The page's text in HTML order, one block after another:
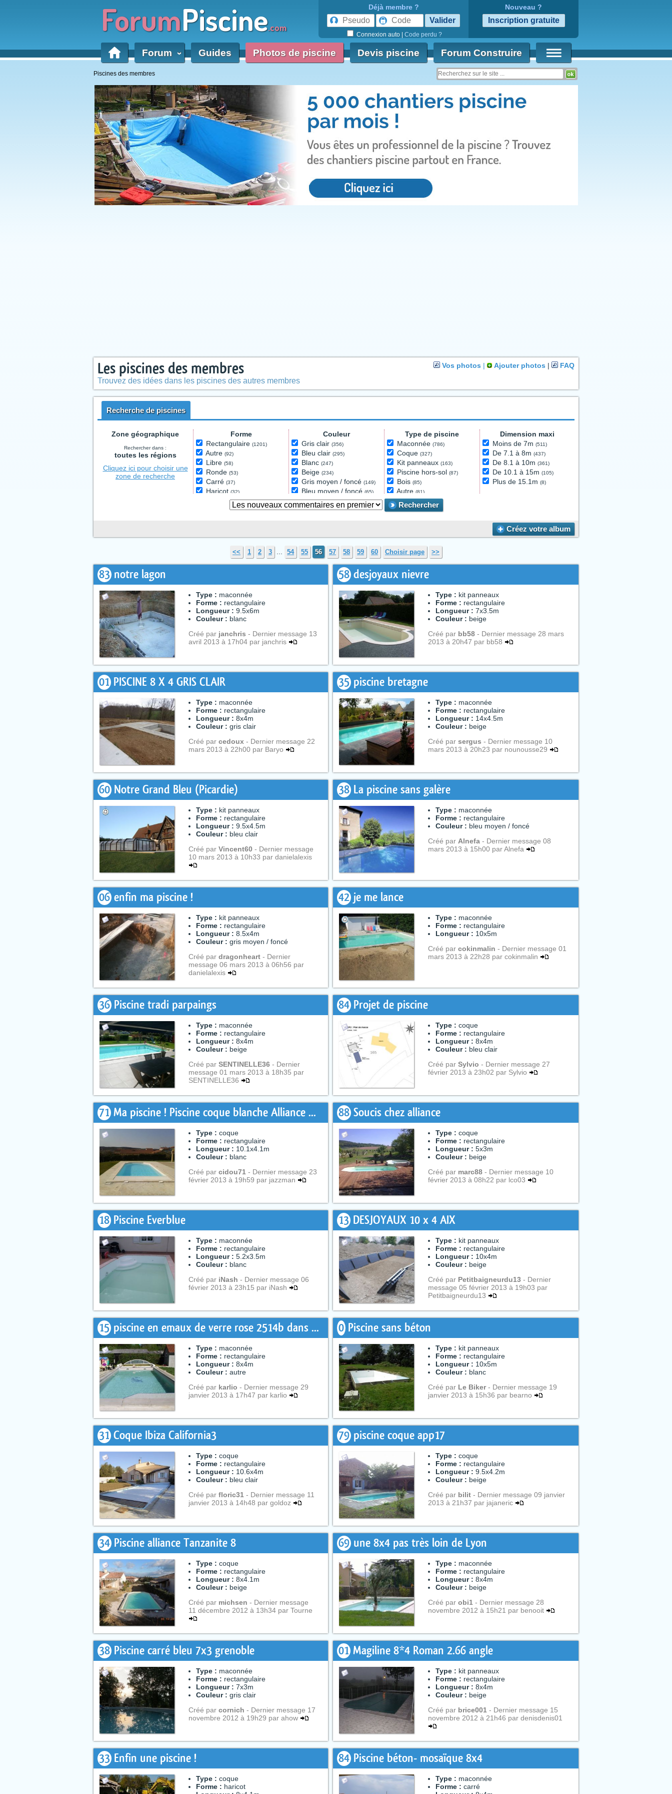
ForumPiscine.com
Déjà membre ?
Connexion auto Code perdu ?
Nouveau ?
Forum ‹ Guides Photos de piscine Devis piscine Forum Construire
Piscines des membres
Vos photos | Ajouter photos | FAQ
Les piscines des membres
Trouvez des idées dans les piscines des autres membres
Recherche de piscines
Zone géographique
Rechercher dans :
toutes les régions
Cliquez ici pour choisir une
zone de recherche
Forme
Rectangulaire (1201)
Autre (92)
Libre (58)
Ronde (53)
Carré (37)
Haricot (32)
Couloir de nage(20)
Couleur
Gris clair (356)
Bleu clair (295)
Blanc (247)
Beige (234)
Gris moyen / foncé (149)
Bleu moyen / foncé (65)
Autre(58)
Vert(18)
Type de piscine
Maconnée (786)
Coque (327)
Kit panneaux (163)
Piscine hors-sol (87)
Bois (85)
Autre (81)
Béton projeté(59)
Dimension maxi
Moins de 7m (511)
De 7.1 à 8m (437)
De 8.1 à 10m (361)
De 10.1 à 15m (105)
Plus de 15.1m (8)
Rechercher
Créez votre album
<< 1 2 3 54 55 56 57 58 59 60 Choisir page >>
83 notre lagon
Type : maconnée
Forme : rectangulaire
Longueur : 9.5x6m
Couleur : blanc
Créé par janchris - Dernier message 13
avril 2013 à 17h04 par janchris
58 desjoyaux nievre
Type : kit panneaux
Forme : rectangulaire
Longueur : 7x3.5m
Couleur : beige
Créé par bb58- Dernier message 28 mars
2013 à 20h47 par bb58
01 PISCINE 8 X 4 GRIS CLAIR
Type : maconnée
Forme : rectangulaire
Longueur : 8x4m
Couleur : gris clair
Créé par cedoux - Dernier message 22
mars 2013 à 22h00 par Baryo
35 piscine bretagne
Type : maconnée
Forme : rectangulaire
Longueur : 14x4.5m
Couleur : beige
Créé par sergus - Dernier message 10
mars 2013 à 20h23 par nounousse29
60 Notre Grand Bleu (Picardie)
Type : kit panneaux
Forme : rectangulaire
Longueur : 9.5x4.5m
Couleur : bleu clair
Créé par Vincent60 - Dernier message
10 mars 2013 à 10h33 par danielalexis
38 La piscine sans galère
Type : maconnée
Forme : rectangulaire
Couleur : bleu moyen / foncé
Créé par Alnefa- Dernier message 08
mars 2013 à 15h00 par Alnefa
06 enfin ma piscine !
Type : kit panneaux
Forme : rectangulaire
Longueur : 8.5x4m
Couleur : gris moyen / foncé
Créé par dragonheart - Dernier
message 06 mars 2013 à 06h56 par
danielalexis
42 je me lance
Type : maconnée
Forme : rectangulaire
Longueur : 10x5m
Créé par cokinmalin - Dernier message 01
mars 2013 à 22h28 par cokinmalin
36 Piscine tradi parpaings
Type : maconnée
Forme : rectangulaire
Longueur : 8x4m
Couleur : beige
Créé par SENTINELLE36 - Dernier
message 01 mars 2013 à 18h35 par
SENTINELLE36
84 Projet de piscine
Type : coque
Forme : rectangulaire
Longueur : 8x4m
Couleur : bleu clair
Créé par Sylvio - Dernier message 27
février 2013 à 23h02 par Sylvio
71 Ma piscine ! Piscine coque blanche Alliance ...
Type : coque
Forme : rectangulaire
Longueur : 10.1x4.1m
Couleur : blanc
Créé par cidou71 - Dernier message 23
février 2013 à 19h59 par jazzman
88 Soucis chez alliance
Type : coque
Forme : rectangulaire
Longueur : 5x3m
Couleur : beige
Créé par marc88- Dernier message 10
février 2013 à 08h22 par lco03
18 Piscine Everblue
Type : maconnée
Forme : rectangulaire
Longueur : 5.2x3.5m
Couleur : blanc
Créé par iNash - Dernier message 06
février 2013 à 23h15 par iNash
13 DESJOYAUX 10 x 4 AIX
Type : kit panneaux
Forme : rectangulaire
Longueur : 10x4m
Couleur : beige
Créé par Petitbaigneurdu13- Dernier
message 05 février 2013 à 19h03 par
Petitbaigneurdu13
15 piscine en emaux de verre rose 2514b dans ...
Type : maconnée
Forme : rectangulaire
Longueur : 8x4m
Couleur : autre
Créé par karlio - Dernier message 29
janvier 2013 à 17h47 par karlio
0 Piscine sans béton
Type : kit panneaux
Forme : rectangulaire
Longueur : 10x5m
Couleur : blanc
Créé par Le Biker- Dernier message 19
janvier 2013 à 15h36 par bearno
31 Coque Ibiza California3
Type : coque
Forme : rectangulaire
Longueur : 10.6x4m
Couleur : bleu clair
Créé par floric31 - Dernier message 11
janvier 2013 à 14h48 par goldoz
79 piscine coque app17
Type : coque
Forme : rectangulaire
Longueur : 9.5x4.2m
Couleur : beige
Créé par bilit- Dernier message 09 janvier
2013 à 21h37 par jajaneric
34 Piscine alliance Tanzanite 8
Type : coque
Forme : rectangulaire
Longueur : 8x4.1m
Couleur : beige
Créé par michsen - Dernier message
11 décembre 2012 à 13h34 par Tourne
69 une 8x4 pas très loin de Lyon
Type : maconnée
Forme : rectangulaire
Longueur : 8x4m
Couleur : beige
Créé par obi1 - Dernier message 28
novembre 2012 à 15h21 par benooit
38 Piscine carré bleu 7x3 grenoble
Type : maconnée
Forme : rectangulaire
Longueur : 7x3m
Couleur : gris clair
Créé par cornich - Dernier message 17
novembre 2012 à 19h29 par ahow
01 Magiline 8*4 Roman 2.66 angle
Type : kit panneaux
Forme : rectangulaire
Longueur : 8x4m
Couleur : beige
Créé par brice001 - Dernier message 15
novembre 2012 à 21h46 par denisdenis01
33 Enfin une piscine !
Type : coque
Forme : haricot
84 Piscine béton- mosaïque 8x4
Type : maconnée
Forme : carré